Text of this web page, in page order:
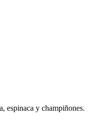
espinaca y champiñones.